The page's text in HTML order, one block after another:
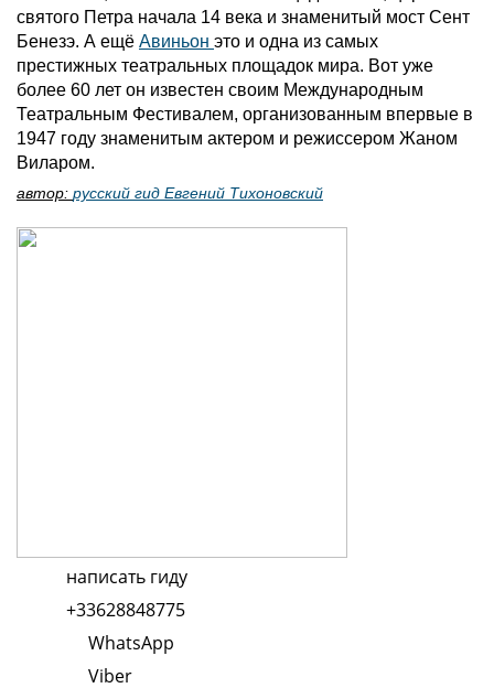
святого Петра начала 14 века и знаменитый мост Сент
Бенезэ. А ещё Авиньон это и одна из самых
престижных театральных площадок мира. Вот уже
более 60 лет он известен своим Международным
Театральным Фестивалем, организованным впервые в
1947 году знаменитым актером и режиссером Жаном
Виларом.
автор: русский гид Евгений Тихоновский
написать гиду
+33628848775
WhatsApp
Viber